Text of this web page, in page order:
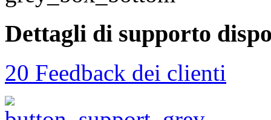
Dettagli di supporto
20 Feedback dei clienti